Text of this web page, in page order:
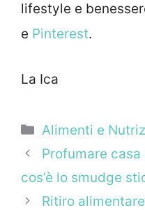
lifestyle e
e Pinterest.
La Ica
Categorie
Alimenti e
Profumare
cos’è lo smudge
Ritiro